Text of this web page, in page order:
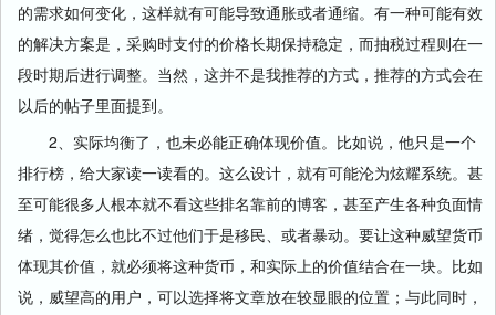
的需求如何变化，这样就有可能导致通胀或者通缩。有一种可能有效
的解决方案是，采购时支付的价格长期保持稳定，而抽税过程则在一
段时期后进行调整。当然，这并不是我推荐的方式，推荐的方式会在
以后的帖子里面提到。
2、实际均衡了，也未必能正确体现价值。比如说，他只是一个
排行榜，给大家读一读看的。这么设计，就有可能沦为炫耀系统。甚
至可能很多人根本就不看这些排名靠前的博客，甚至产生各种负面情
绪，觉得怎么也比不过他们于是移民、或者暴动。要让这种威望货币
体现其价值，就必须将这种货币，和实际上的价值结合在一块。比如
说，威望高的用户，可以选择将文章放在较显眼的位置；与此同时，